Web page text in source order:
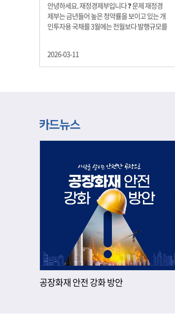
안녕하세요. 재정경제부입니다 ❓ 문제 재정경
제부는 금년들어 높은 청약률을 보이고 있는 개
인투자용 국채를 3월에는 전월보다 발행규모를
년물 900억원, 20년물 300억원입니다. 그렇다
면 3월 개인투자용 국채의 총 발행 예정 금액은
은 인스타그램 개별 DM으로 폼링크를 전달드립
니다.
2026-03-11
공장화재 안전 강화 방안